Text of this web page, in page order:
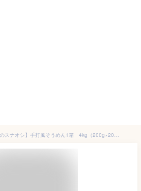
【ふるさと納税】【麺のスナオシ】手打風そうめん1箱 4kg（200g×20袋）（乾麺）【素麺 麺 長期保存 保存食 防災 人気 大容量 水戸市 茨城県】（BY-9）